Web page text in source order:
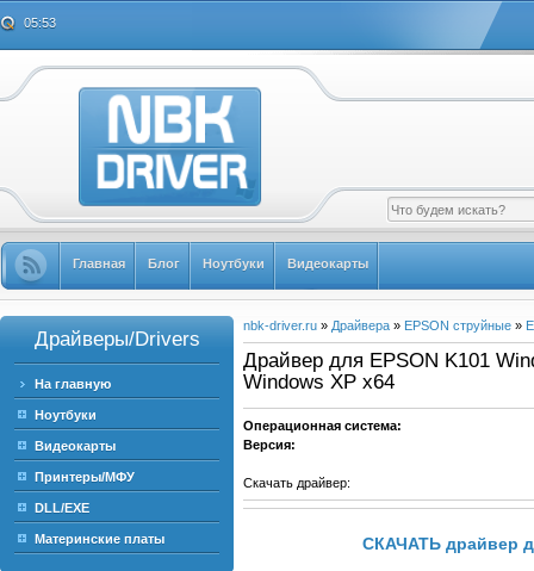
05:53
Главная Блог Ноутбуки Видеокарты
Драйверы/Drivers
На главную
Ноутбуки
Видеокарты
Принтеры/МФУ
DLL/EXE
Материнские платы
nbk-driver.ru » Драйвера » EPSON струйные »
Драйвер для EPSON K101
Windows XP x64
Операционная система:
Версия:
Скачать драйвер:
СКАЧАТЬ драйвер